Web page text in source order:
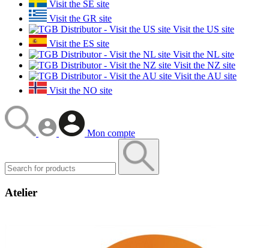
Visit the SE site
Visit the GR site
Visit the US site
Visit the ES site
Visit the NL site
Visit the NZ site
Visit the AU site
Visit the NO site
Mon compte
Atelier